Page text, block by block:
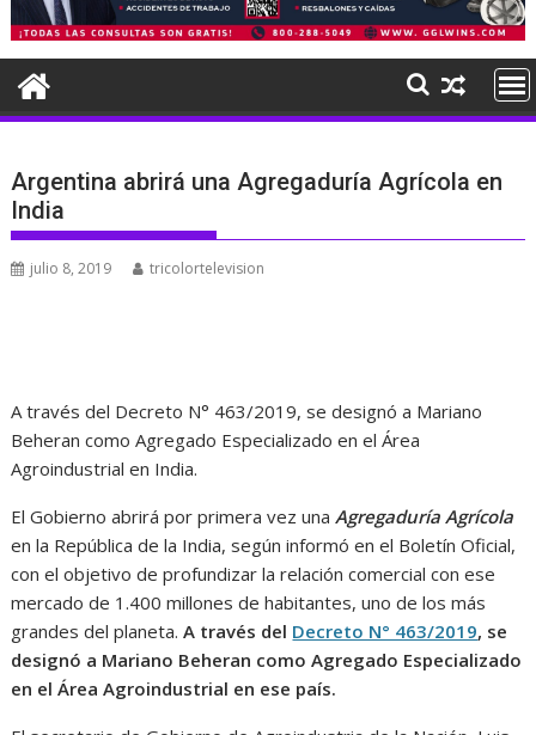
Argentina abrirá una Agregaduría Agrícola en
India
julio 8, 2019 tricolortelevision
A través del Decreto N° 463/2019, se designó a Mariano
Beheran como Agregado Especializado en el Área
Agroindustrial en India.
El Gobierno abrirá por primera vez unaAgregaduría Agrícola
en la República de la India, según informó en el Boletín Oficial,
con el objetivo de profundizar la relación comercial con ese
mercado de 1.400 millones de habitantes, uno de los más
grandes del planeta.A través del Decreto N° 463/2019, se
designó a Mariano Beheran como Agregado Especializado
en el Área Agroindustrial en ese país.